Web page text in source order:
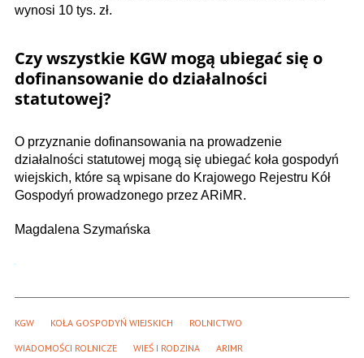
wynosi 10 tys. zł.
Czy wszystkie KGW mogą ubiegać się o
dofinansowanie do działalności
statutowej?
O przyznanie dofinansowania na prowadzenie
działalności statutowej mogą się ubiegać koła gospodyń
wiejskich, które są wpisane do Krajowego Rejestru Kół
Gospodyń prowadzonego przez ARiMR.
Magdalena Szymańska
KGW KOŁA GOSPODYŃ WIEJSKICH ROLNICTWO
WIADOMOŚCI ROLNICZE WIEŚ I RODZINA ARIMR